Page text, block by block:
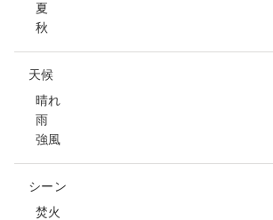
夏
秋
天候
晴れ
雨
強風
シーン
焚火